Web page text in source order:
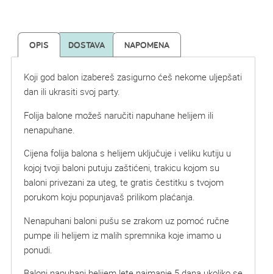
OPIS DOSTAVA NAPOMENA
Koji god balon izabereš zasigurno ćeš nekome uljepšati
dan ili ukrasiti svoj party.
Folija balone možeš naručiti napuhane helijem ili
nenapuhane.
Cijena folija balona s helijem uključuje i veliku kutiju u
kojoj tvoji baloni putuju zaštićeni, trakicu kojom su
baloni privezani za uteg, te gratis čestitku s tvojom
porukom koju popunjavaš prilikom plaćanja.
Nenapuhani baloni pušu se zrakom uz pomoć ručne
pumpe ili helijem iz malih spremnika koje imamo u
ponudi.